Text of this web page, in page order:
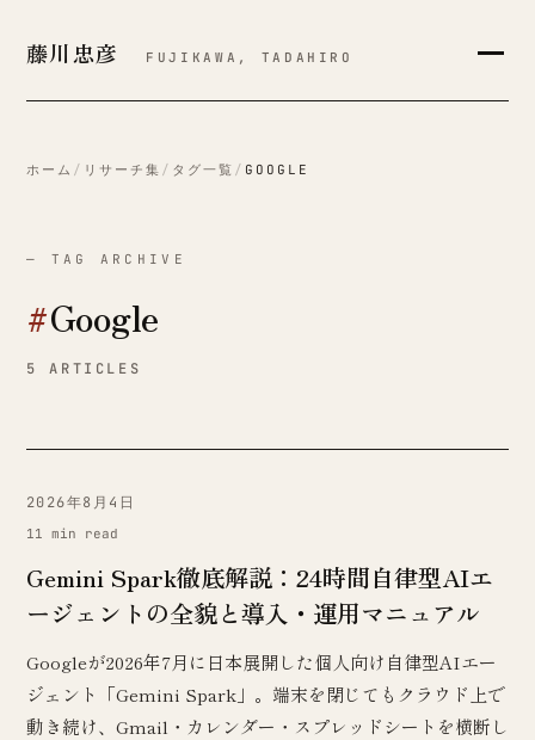
藤川忠彦 FUJIKAWA, TADAHIRO
ホーム / リサーチ集 / タグ一覧 / GOOGLE
— TAG ARCHIVE
#Google
5 ARTICLES
2026年8月4日
11 min read
Gemini Spark徹底解説：24時間自律型AIエ
ージェントの全貌と導入・運用マニュアル
Googleが2026年7月に日本展開した個人向け自律型AIエー
ジェント「Gemini Spark」。端末を閉じてもクラウド上で
動き続け、Gmail・カレンダー・スプレッドシートを横断し